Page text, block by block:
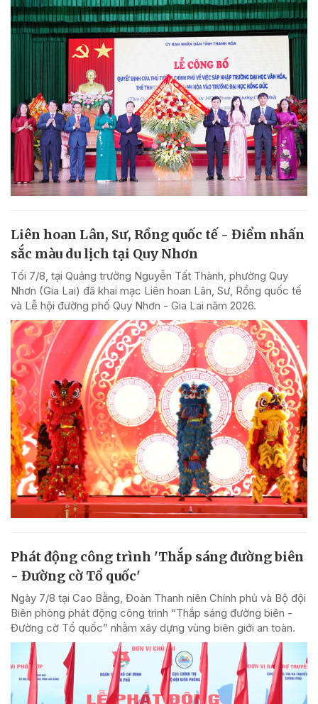
Liên hoan Lân, Sư, Rồng quốc tế - Điểm nhấn
sắc màu du lịch tại Quy Nhơn
Tối 7/8, tại Quảng trường Nguyễn Tất Thành, phường Quy
Nhơn (Gia Lai) đã khai mạc Liên hoan Lân, Sư, Rồng quốc tế
và Lễ hội đường phố Quy Nhơn - Gia Lai năm 2026.
Phát động công trình 'Thắp sáng đường biên
- Đường cờ Tổ quốc'
Ngày 7/8 tại Cao Bằng, Đoàn Thanh niên Chính phủ và Bộ đội
Biên phòng phát động công trình “Thắp sáng đường biên -
Đường cờ Tổ quốc” nhằm xây dựng vùng biên giới an toàn.